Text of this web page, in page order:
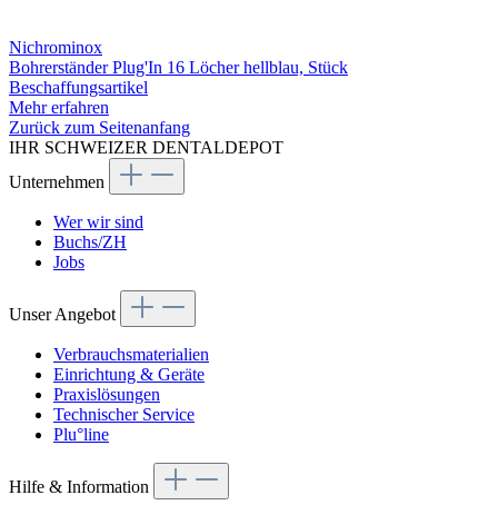
Nichrominox
Bohrerständer Plug'In 16 Löcher hellblau, Stück
Beschaffungsartikel
Mehr erfahren
Zurück zum Seitenanfang
IHR SCHWEIZER DENTALDEPOT
Unternehmen
Wer wir sind
Buchs/ZH
Jobs
Unser Angebot
Verbrauchsmaterialien
Einrichtung & Geräte
Praxislösungen
Technischer Service
Plu°line
Hilfe & Information